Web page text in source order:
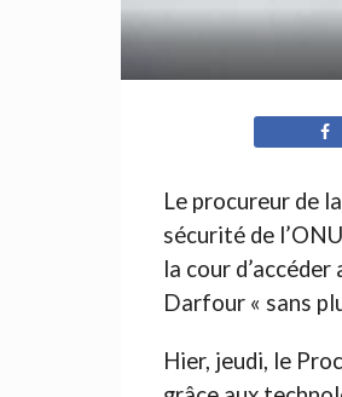
Le procureur de
sécurité de
la cour
Darfour « sans
Hier, jeudi, le